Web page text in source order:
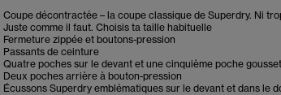
Coupe décontractée – la coupe classique de Superdry. Ni
Juste comme il faut. Choisis ta taille habituelle
Fermeture zippée et boutons-pression
Passants de ceinture
Quatre poches sur le devant et une cinquième poche gousset
Deux poches arrière à bouton-pression
Écussons Superdry emblématiques sur le devant et dans le